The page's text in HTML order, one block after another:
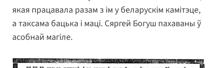
якая працавала разам з ім у беларускім камітэце,
а таксама бацька і маці. Сяргей Богуш пахаваны ў
асобнай магіле.